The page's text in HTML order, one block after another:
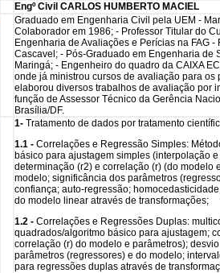
Engº Civil CARLOS HUMBERTO MACIEL
Graduado em Engenharia Civil pela UEM -
Colaborador em 1986; - Professor Titular do
Engenharia de Avaliações e Perícias na FAG
Cascavel; - Pós-Graduado em Engenharia de
Maringá; - Engenheiro do quadro da CAIXA
onde já ministrou cursos de avaliação para
elaborou diversos trabalhos de avaliação por
função de Assessor Técnico da Gerência
Brasília/DF.
1- Tratamento de dados por tratamento
1.1 - Correlações e Regressão Simples:
básico para ajustagem simples (interpolação
determinação (r2) e correlação (r) (do modelo
modelo; significância dos parâmetros
confiança; auto-regressão;
do modelo linear através de transformações;
1.2 - Correlações e Regressões Duplas:
quadrados/algoritmo básico para ajustagem;
correlação (r) do modelo e parâmetros);
parâmetros (regressores) e do modelo;
para regressões duplas através de